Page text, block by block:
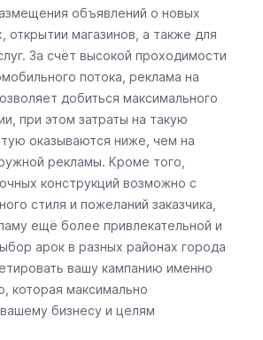
объявлений о новых
открытии магазинов, а также для
За счёт высокой проходимости
потока, реклама на
добиться максимального
при этом затраты на такую
оказываются ниже, чем на
рекламы. Кроме того,
конструкций возможно с
стиля и пожеланий заказчика,
ещё более привлекательной и
арок в разных районах города
вашу кампанию именно
которая максимально
бизнесу и целям